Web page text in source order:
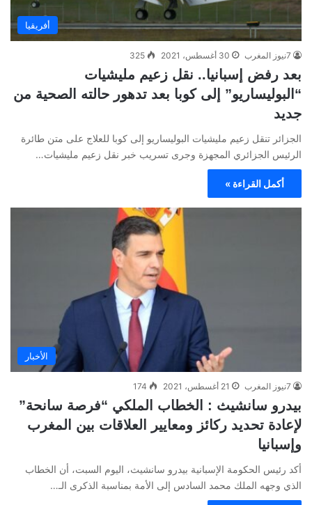
أفريقيا
7نيوز المغرب 30 أغسطس، 2021 325
بعد رفض إسبانيا.. نقل زعيم مليشيات
“البوليساريو” إلى كوبا بعد تدهور حالته الصحية من
جديد
الجزائر تنقل زعيم مليشيات البوليساريو إلى كوبا للعلاج على متن طائرة
الرئيس الجزائري المجهزة وجرى تسريب خبر نقل زعيم مليشيات…
أكمل القراءة »
الأخبار
7نيوز المغرب 21 أغسطس، 2021 174
بيدرو سانشيث : الخطاب الملكي “فرصة سانحة”
لإعادة تحديد ركائز ومعايير العلاقات بين المغرب
وإسبانيا
أكد رئيس الحكومة الإسبانية بيدرو سانشيث، اليوم السبت، أن الخطاب
الذي وجهه الملك محمد السادس إلى الأمة بمناسبة الذكرى الـ…